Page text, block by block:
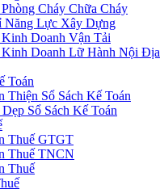
Cháy Chữa Cháy
Năng Lực Xây Dựng
Doanh Vận Tải
Kinh Doanh Lữ Hành Nội Địa
Toán
Thiện Sổ Sách Kế Toán
Sổ Sách Kế Toán
Thuế GTGT
Thuế TNCN
Thuế